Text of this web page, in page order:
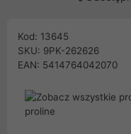
Kod: 13645
SKU: 9PK-262626
EAN: 5414764042070